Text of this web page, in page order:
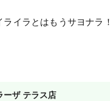
イラとはもうサヨナラ！
ザ テラス店